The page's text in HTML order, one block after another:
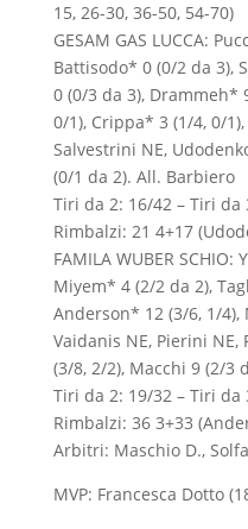
15, 26-30, 36-50, 54-70)
GESAM GAS LUCCA:
Battisodo* 0 (0/2 da 3),
0 (0/3 da 3), Drammeh*
0/1), Crippa* 3 (1/4, 0/
Salvestrini NE,
(0/1 da 2). All. Barbiero
Tiri da 2: 16/42 – Tiri da
Rimbalzi: 21 4+17
FAMILA WUBER
Miyem* 4 (2/2 da 2),
Anderson* 12 (3/6, 1/4),
Vaidanis NE, Pierini NE,
(3/8, 2/2), Macchi 9 (2/3
Tiri da 2: 19/32 – Tiri da
Rimbalzi: 36 3+33
Arbitri: Maschio D.,
MVP: Francesca Dotto